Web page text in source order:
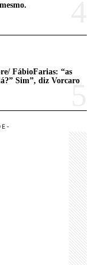
FábioFarias: “as
Sim”, diz Vorcaro